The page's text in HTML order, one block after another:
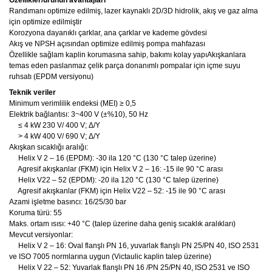
Randımanı optimize edilmiş, lazer kaynaklı 2D/3D hidrolik, akış ve gaz alma
için optimize edilmiştir
Korozyona dayanıklı çarklar, ana çarklar ve kademe gövdesi
Akış ve NPSH açısından optimize edilmiş pompa mahfazası
Özellikle sağlam kaplin korumasına sahip, bakımı kolay yapıAkışkanlara
temas eden paslanmaz çelik parça donanımlı pompalar için içme suyu
ruhsatı (EPDM versiyonu)
Teknik veriler
Minimum verimlilik endeksi (MEI) ≥ 0,5
Elektrik bağlantısı: 3~400 V (±%10), 50 Hz
≤ 4 kW 230 V/ 400 V; Δ/Y
> 4 kW 400 V/ 690 V; Δ/Y
Akışkan sıcaklığı aralığı:
Helix V 2 – 16 (EPDM): -30 ila 120 °C (130 °C talep üzerine)
Agresif akışkanlar (FKM) için Helix V 2 – 16: -15 ile 90 °C arası
Helix V22 – 52 (EPDM): -20 ila 120 °C (130 °C talep üzerine)
Agresif akışkanlar (FKM) için Helix V22 – 52: -15 ile 90 °C arası
Azami işletme basıncı: 16/25/30 bar
Koruma türü: 55
Maks. ortam ısısı: +40 °C (talep üzerine daha geniş sıcaklık aralıkları)
Mevcut versiyonlar:
Helix V 2 – 16: Oval flanşlı PN 16, yuvarlak flanşlı PN 25/PN 40, ISO 2531
ve ISO 7005 normlarına uygun (Victaulic kaplin talep üzerine)
Helix V 22 – 52: Yuvarlak flanşlı PN 16 /PN 25/PN 40, ISO 2531 ve ISO